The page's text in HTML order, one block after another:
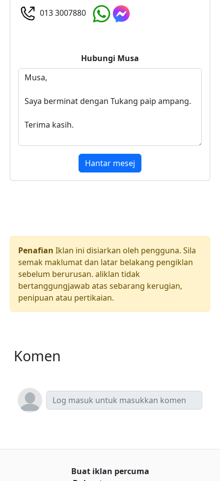
013 3007880
Hubungi Musa
Hantar mesej
Penafian Iklan ini disiarkan oleh pengguna. Sila
semak maklumat dan latar belakang pengiklan
sebelum berurusan. aliklan tidak
bertanggungjawab atas sebarang kerugian,
penipuan atau pertikaian.
Komen
Buat iklan percuma